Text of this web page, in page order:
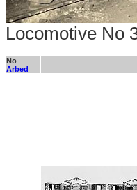
Locomotive No
No
Arbed